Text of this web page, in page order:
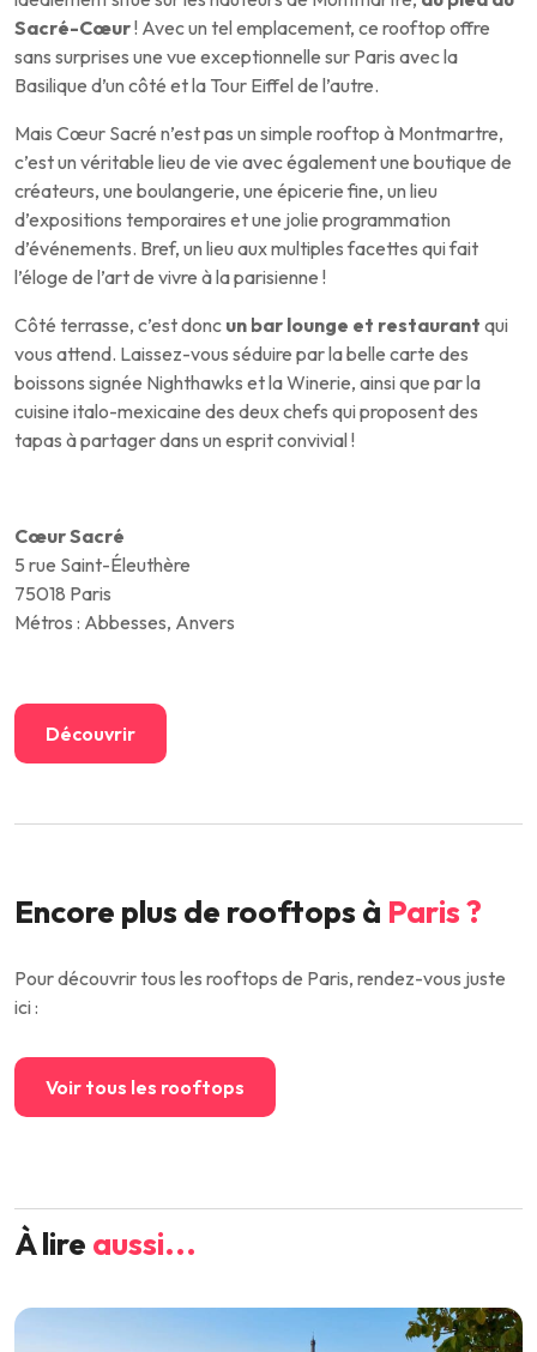
Sacré-Cœur! Avec un tel emplacement, ce rooftop offre
sans surprises une vue exceptionnelle sur Paris avec la
Basilique d’un côté et la Tour Eiffel de l’autre.
Mais Cœur Sacré n’est pas un simple rooftop à Montmartre,
c’est un véritable lieu de vie avec également une boutique de
créateurs, une boulangerie, une épicerie fine, un lieu
d’expositions temporaires et une jolie programmation
d’événements. Bref, un lieu aux multiples facettes qui fait
l’éloge de l’art de vivre à la parisienne !
Côté terrasse, c’est donc un bar lounge et restaurant qui
vous attend. Laissez-vous séduire par la belle carte des
boissons signée Nighthawks et la Winerie, ainsi que par la
cuisine italo-mexicaine des deux chefs qui proposent des
tapas à partager dans un esprit convivial !
Cœur Sacré
5 rue Saint-Éleuthère
75018 Paris
Métros : Abbesses, Anvers
Découvrir
Encore plus de rooftops à Paris ?
Pour découvrir tous les rooftops de Paris, rendez-vous juste
ici :
Voir tous les rooftops
À lire aussi...